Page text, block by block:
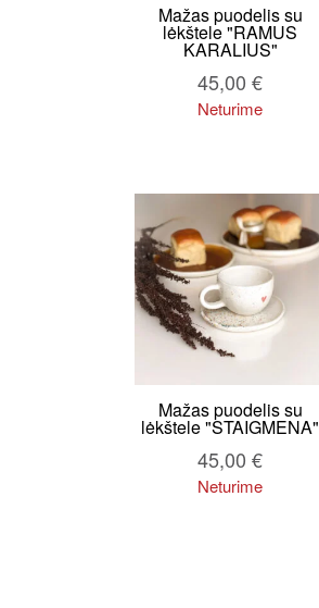
Mažas puodelis su
lėkštele "RAMUS
KARALIUS"
45,00€
Neturime
Mažas puodelis su
lėkštele "STAIGMENA"
45,00€
Neturime